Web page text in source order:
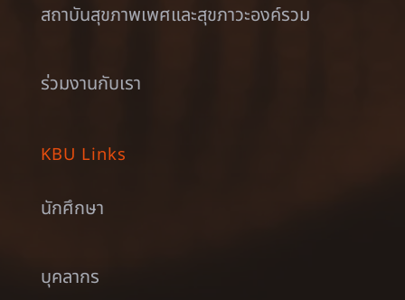
สถาบันสุขภาพเพศและสุขภาวะองค์รวม
ร่วมงานกับเรา
KBU Links
นักศึกษา
บุคลากร